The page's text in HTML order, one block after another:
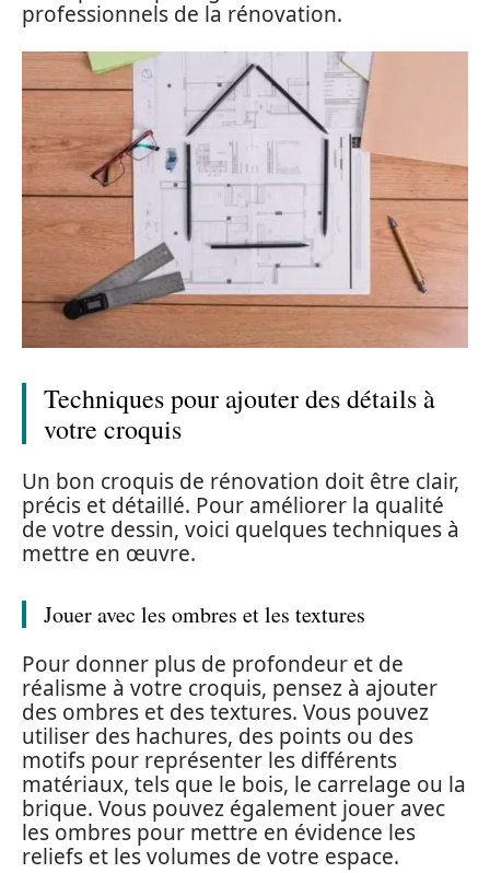
professionnels de la rénovation.
Techniques pour ajouter des détails à
votre croquis
Un bon croquis de rénovation doit être clair,
précis et détaillé. Pour améliorer la qualité
de votre dessin, voici quelques techniques à
mettre en œuvre.
Jouer avec les ombres et les textures
Pour donner plus de profondeur et de
réalisme à votre croquis, pensez à ajouter
des ombres et des textures. Vous pouvez
utiliser des hachures, des points ou des
motifs pour représenter les différents
matériaux, tels que le bois, le carrelage ou la
brique. Vous pouvez également jouer avec
les ombres pour mettre en évidence les
reliefs et les volumes de votre espace.